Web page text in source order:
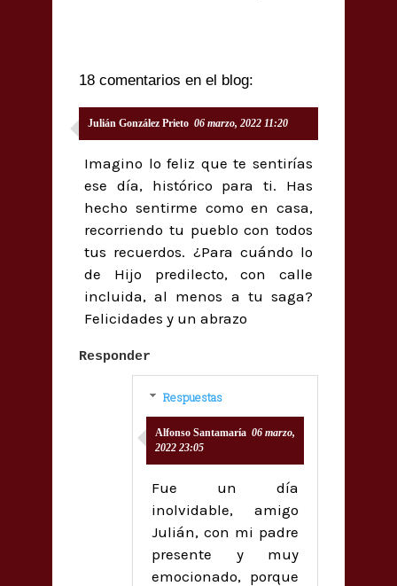
18 comentarios en el blog:
Julián González Prieto 06 marzo, 2022 11:20
Imagino lo feliz que te sentirías
ese día, histórico para ti. Has
hecho sentirme como en casa,
recorriendo tu pueblo con todos
tus recuerdos. ¿Para cuándo lo
de Hijo predilecto, con calle
incluida, al menos a tu saga?
Felicidades y un abrazo
Responder
Respuestas
Alfonso Santamaría 06 marzo,
2022 23:05
Fue un día
inolvidable, amigo
Julián, con mi padre
presente y muy
emocionado, porque